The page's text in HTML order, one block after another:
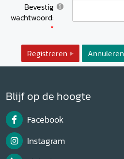
Bevestig
wachtwoord:
Registreren Annuleren
Blijf op de hoogte
Facebook
Instagram